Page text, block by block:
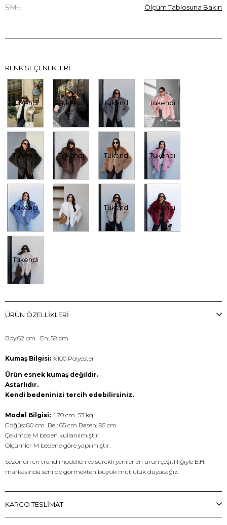
SML Ölçüm Tablosuna Bakın
RENK SEÇENEKLERI
Tükendi Tükendi Tükendi Tükendi
Tükendi Tükendi Tükendi Tükendi
Tükendi Tükendi Tükendi
Tükendi
ÜRÜN ÖZELLIKLERI
Boy:62 cm En: 58 cm
Kumaş Bilgisi: %100 Polyester
Ürün esnek kumaş değildir.
Astarlıdır.
Kendi bedeninizi tercih edebilirsiniz.
Model Bilgisi: 1.70 cm 53 kg
Göğüs: 80 cm Bel: 65 cm Basen: 95 cm
Çekimde M beden kullanılmıştır.
Ölçümler M bedene göre yapılmıştır.
Sezonun en trend modelleri ve sürekli yenilenen ürün çeşitliliğiyle E.H.
markasında seni de görmekten büyük mutluluk duyacağız.
KARGO TESLİMAT